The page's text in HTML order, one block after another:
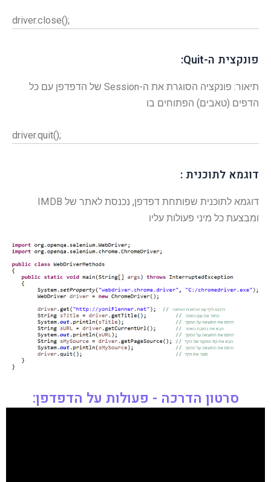
driver.close();
פונקצית ה-Quit:
תיאור: פונקציה הסוגרת את ה-Session של הדפדפן עם כל
הדפים (טאבים) הפתוחים בו
driver.quit();
דוגמא לתוכנית :
דוגמא לתוכנית שפותחת דפדפן, נכנסת לאתר של IMDB
ומבצעת כל מיני פעולות עליו
סרטון הדרכה - פעולות על הדפדפן: